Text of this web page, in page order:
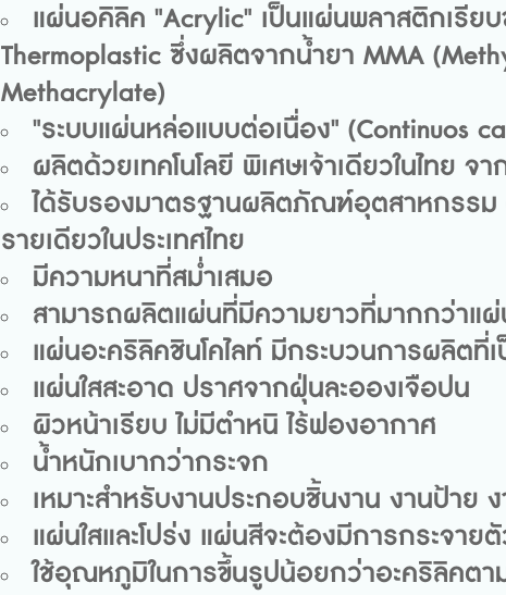
แผ่นอคิลิค "Acrylic" เป็นแผ่นพลาสติกเรีย
Thermoplastic ซึ่งผลิตจากน้ำยา MMA
Methacrylate)
"ระบบแผ่นหล่อแบบต่อเนื่อง" (Continuos
ผลิตด้วยเทคโนโลยี พิเศษเจ้าเดียวในไทย จ
ได้รับรองมาตรฐานผลิตภัณฑ์อุตสาหกรรม
รายเดียวในประเทศไทย
มีความหนาที่สม่ำเสมอ
สามารถผลิตแผ่นที่มีความยาวที่มากกว่าแผ่
แผ่นอะคริลิคชินโคไลท์ มีกระบวนการผลิตที่
แผ่นใสสะอาด ปราศจากฝุ่นละอองเจือปน
ผิวหน้าเรียบ ไม่มีตำหนิ ไร้ฟองอากาศ
น้ำหนักเบากว่ากระจก
เหมาะสำหรับงานประกอบชิ้นงาน งานป้าย
แผ่นใสและโปร่ง แผ่นสีจะต้องมีการกระจาย
ใช้อุณหภูมิในการขึ้นรูปน้อยกว่าอะคริลิคต